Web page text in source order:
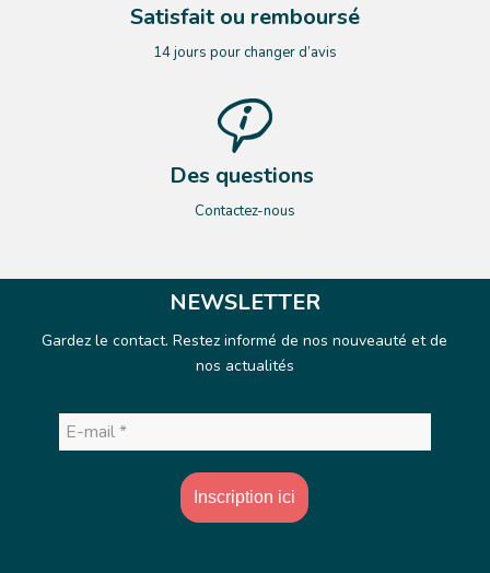
Satisfait ou remboursé
14 jours pour changer d’avis
Des questions
Contactez-nous
NEWSLETTER
Gardez le contact. Restez informé de nos nouveauté et de
nos actualités
*